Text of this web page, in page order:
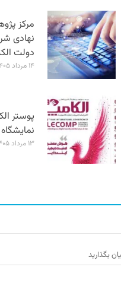
مرکز
دولت
۱۴ مرداد ۱۴۰۵
نمایشگاه ۹ تا ۱۲ شهریور برگزار می‌شود
۱۳ مرداد ۱۴۰۵
بگذارید